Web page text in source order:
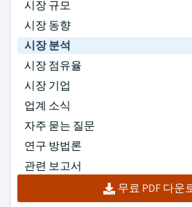
시장 규모
시장 동향
시장 분석
시장 점유율
시장 기업
업계 소식
자주 묻는 질문
연구 방법론
관련 보고서
무료 PDF 다운